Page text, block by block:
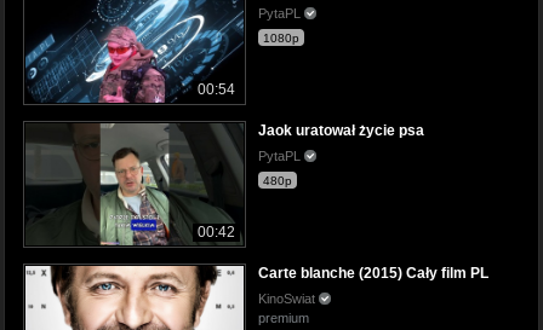
00:54
PytaPL
1080p
00:42
Jaok uratował życie psa
PytaPL
480p
Carte blanche (2015) Cały film PL
KinoSwiat
premium